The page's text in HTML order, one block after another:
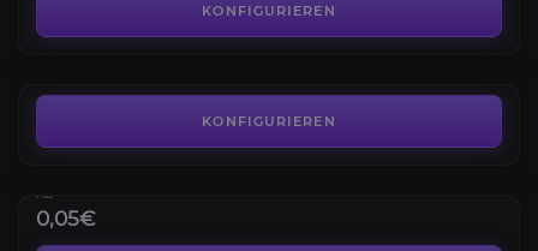
KONFIGURIEREN
KONFIGURIEREN
AB
0,05€
TBC Gold US